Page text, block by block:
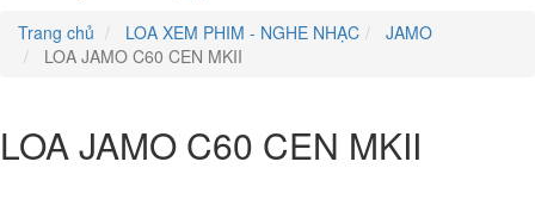
Trang chủ
LOA XEM PHIM - NGHE NHẠC
JAMO
LOA JAMO C60 CEN MKII
LOA JAMO C60 CEN MKII